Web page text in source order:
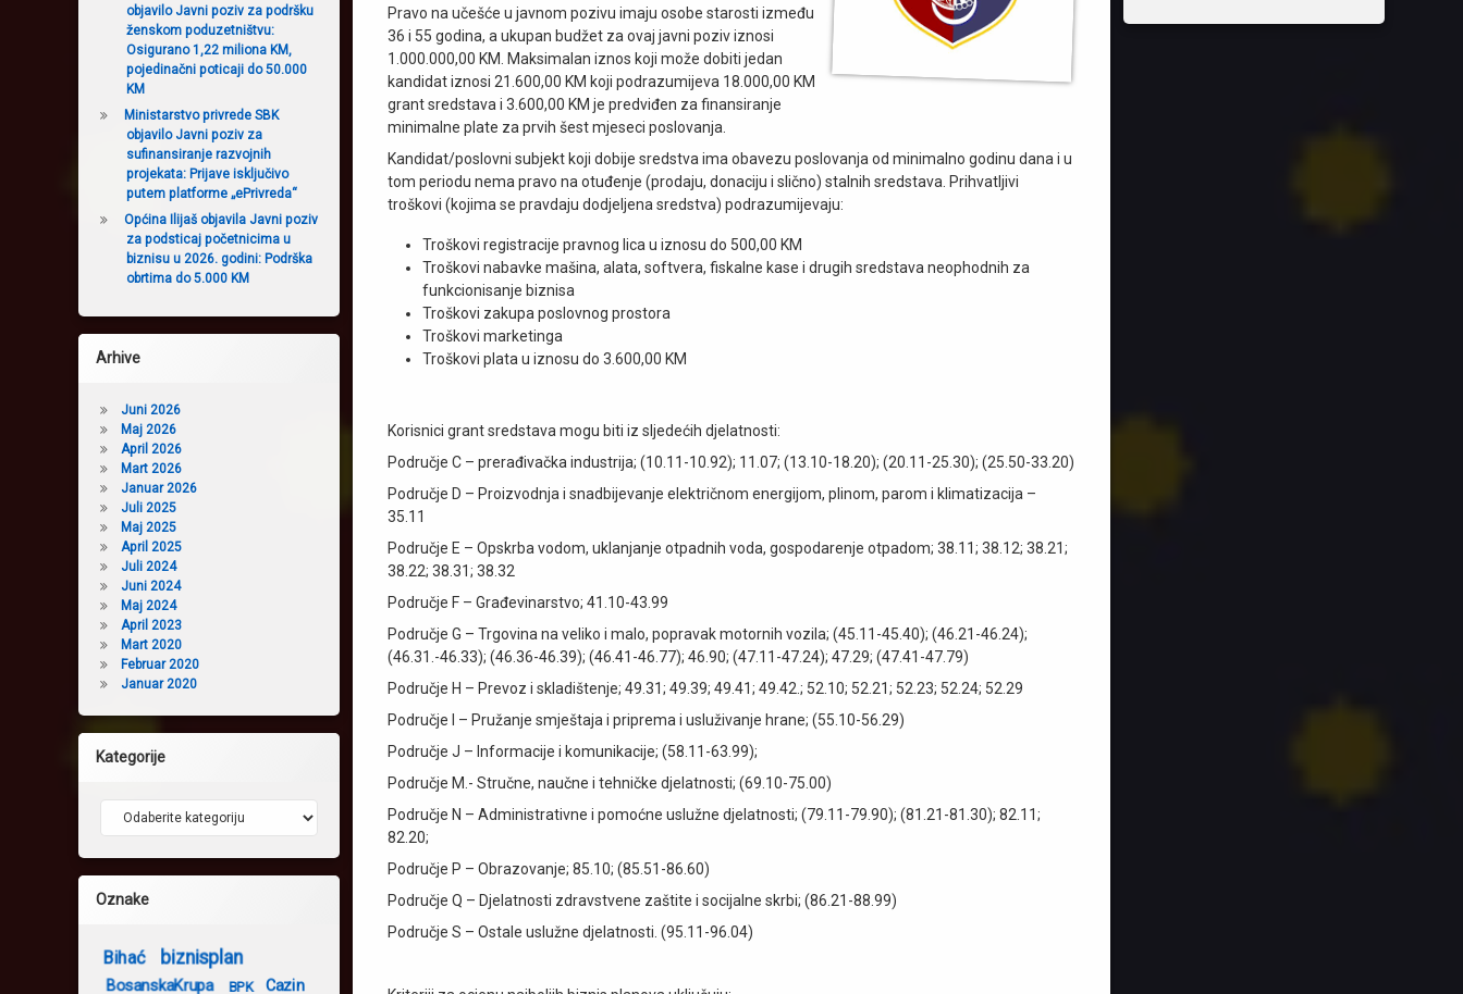
Pravo na učešće u javnom pozivu imaju osobe starosti između
36 i 55 godina, a ukupan budžet za ovaj javni poziv iznosi
1.000.000,00 KM. Maksimalan iznos koji može dobiti jedan
kandidat iznosi 21.600,00 KM koji podrazumijeva 18.000,00 KM
grant sredstava i 3.600,00 KM je predviđen za finansiranje
minimalne plate za prvih šest mjeseci poslovanja.
Kandidat/poslovni subjekt koji dobije sredstva ima obavezu poslovanja od minimalno godinu dana i u
tom periodu nema pravo na otuđenje (prodaju, donaciju i slično) stalnih sredstava. Prihvatljivi
troškovi (kojima se pravdaju dodjeljena sredstva) podrazumijevaju:
Troškovi registracije pravnog lica u iznosu do 500,00 KM
Troškovi nabavke mašina, alata, softvera, fiskalne kase i drugih sredstava neophodnih za
funkcionisanje biznisa
Troškovi zakupa poslovnog prostora
Troškovi marketinga
Troškovi plata u iznosu do 3.600,00 KM
Korisnici grant sredstava mogu biti iz sljedećih djelatnosti:
Područje C – prerađivačka industrija; (10.11-10.92); 11.07; (13.10-18.20); (20.11-25.30); (25.50-33.20)
Područje D – Proizvodnja i snadbijevanje električnom energijom, plinom, parom i klimatizacija –
35.11
Područje E – Opskrba vodom, uklanjanje otpadnih voda, gospodarenje otpadom; 38.11; 38.12; 38.21;
38.22; 38.31; 38.32
Područje F – Građevinarstvo; 41.10-43.99
Područje G – Trgovina na veliko i malo, popravak motornih vozila; (45.11-45.40); (46.21-46.24);
(46.31.-46.33); (46.36-46.39); (46.41-46.77); 46.90; (47.11-47.24); 47.29; (47.41-47.79)
Područje H – Prevoz i skladištenje; 49.31; 49.39; 49.41; 49.42.; 52.10; 52.21; 52.23; 52.24; 52.29
Područje I – Pružanje smještaja i priprema i usluživanje hrane; (55.10-56.29)
Područje J – Informacije i komunikacije; (58.11-63.99);
Područje M.- Stručne, naučne i tehničke djelatnosti; (69.10-75.00)
Područje N – Administrativne i pomoćne uslužne djelatnosti; (79.11-79.90); (81.21-81.30); 82.11;
82.20;
Područje P – Obrazovanje; 85.10; (85.51-86.60)
Područje Q – Djelatnosti zdravstvene zaštite i socijalne skrbi; (86.21-88.99)
Područje S – Ostale uslužne djelatnosti. (95.11-96.04)
objavilo Javni poziv za podršku
ženskom poduzetništvu:
Osigurano 1,22 miliona KM,
pojedinačni poticaji do 50.000
KM
Ministarstvo privrede SBK
objavilo Javni poziv za
sufinansiranje razvojnih
projekata: Prijave isključivo
putem platforme „ePrivreda“
Općina Ilijaš objavila Javni poziv
za podsticaj početnicima u
biznisu u 2026. godini: Podrška
obrtima do 5.000 KM
Arhive
Juni 2026
Maj 2026
April 2026
Mart 2026
Januar 2026
Juli 2025
Maj 2025
April 2025
Juli 2024
Juni 2024
Maj 2024
April 2023
Mart 2020
Februar 2020
Januar 2020
Kategorije
Kategorije
Oznake
Bihać biznisplan
BosanskaKrupa BPK Cazin